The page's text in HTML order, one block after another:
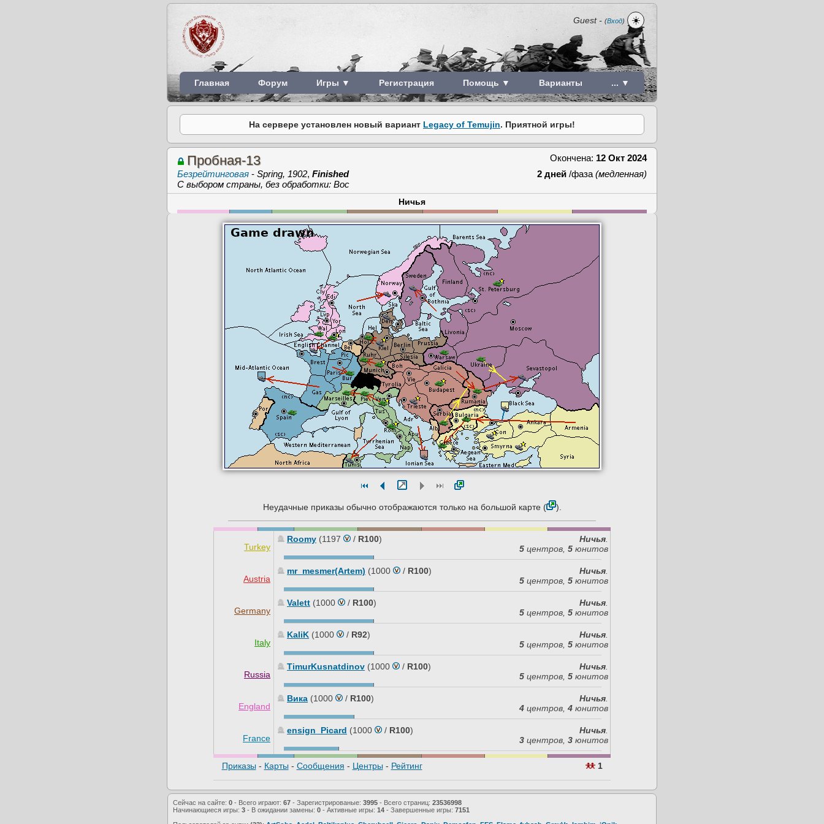
Guest- (Вход) ☀️
Главная Форум Игры ▼ Регистрация Помощь ▼ Варианты ... ▼
На сервере установлен новый вариант Legacy of Temujin. Приятной игры!
Окончена: 12 Окт 2024
Пробная-13
2 дней /фаза (медленная)
Безрейтинговая - Spring, 1902, Finished
С выбором страны, без обработки: Вос
Ничья
Неудачные приказы обычно отображаются только на большой карте ( ).
Turkey
Roomy (1197 / R100) Ничья
5 центров, 5 юнитов
Austria
mr_mesmer(Artem) (1000 / R100) Ничья
5 центров, 5 юнитов
Germany
Valett (1000 / R100) Ничья
5 центров, 5 юнитов
Italy
KaliK (1000 / R92) Ничья
5 центров, 5 юнитов
Russia
TimurKusnatdinov (1000 / R100) Ничья
5 центров, 5 юнитов
England
Вика (1000 / R100) Ничья
4 центров, 4 юнитов
France
ensign_Picard (1000 / R100) Ничья
3 центров, 3 юнитов
Приказы - Карты - Сообщения - Центры - Рейтинг 1
Сейчас на сайте: 0 - Всего играют: 67 - Зарегистрированые: 3995 - Всего страниц: 23536998
Начинающиеся игры: 3 - В ожидании замены: 0 - Активные игры: 14 - Завершенные игры: 7151